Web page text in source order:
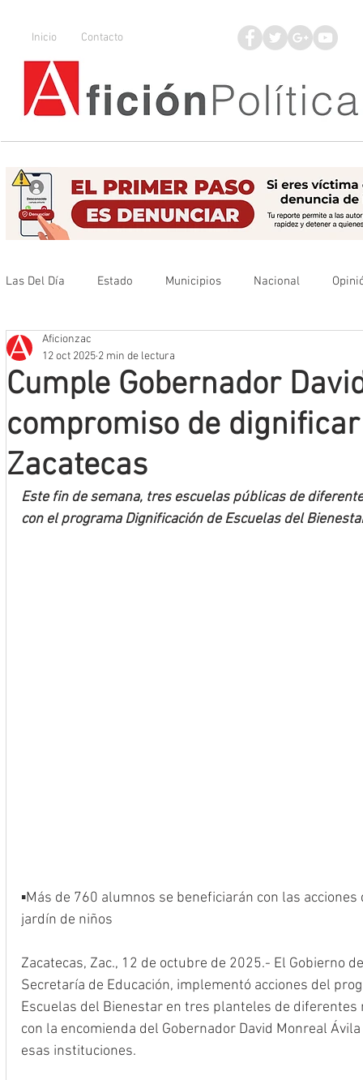
Inicio Contacto
Las Del Día Estado Municipios Nacional
Que no se olvide
Cumple Gobernador
compromiso de
Zacatecas
Aficionzac
12 oct 2025 2 min de lectura
Este fin de semana, tres escuelas públicas de
con el programa Dignificación de Escuelas del
▪️Más de 760 alumnos se beneficiarán con las
jardín de niños
Zacatecas, Zac., 12 de octubre de 2025.- El Gobierno
Secretaría de Educación, implementó acciones del
Escuelas del Bienestar en tres planteles de
con la encomienda del Gobernador David Monreal
esas instituciones.